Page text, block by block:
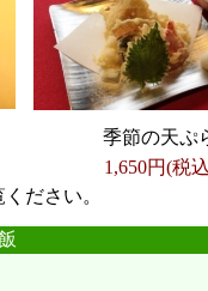
季節の天ぷ
1,650円(税
ださい。